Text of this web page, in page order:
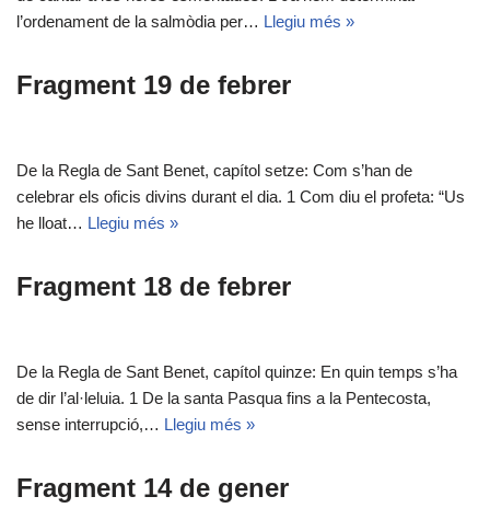
l’ordenament de la salmòdia per… Llegiu més »
Fragment 19 de febrer
De la Regla de Sant Benet, capítol setze: Com s’han de
celebrar els oficis divins durant el dia. 1 Com diu el profeta: “Us
he lloat… Llegiu més »
Fragment 18 de febrer
De la Regla de Sant Benet, capítol quinze: En quin temps s’ha
de dir l’al·leluia. 1 De la santa Pasqua fins a la Pentecosta,
sense interrupció,… Llegiu més »
Fragment 14 de gener